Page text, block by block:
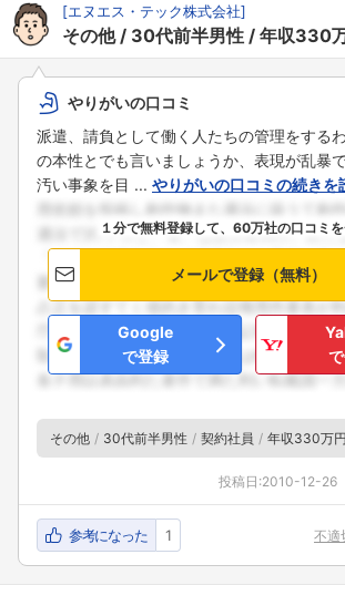
[エヌエス・テック株式会社]
その他 30代前半男性 年収330
やりがいの口コミ
派遣、請負として働く人たちの管理をする
の本性とでも言いましょうか、表現が乱暴
汚い事象を目 ... やりがいの口コミの続きを
１分で無料登録して、60万社の口コミ
メールで登録（無料）
Google
で登録
その他 30代前半男性 契約社員 年収330万円
投稿日:2010-12-26
参考になった 1 不適